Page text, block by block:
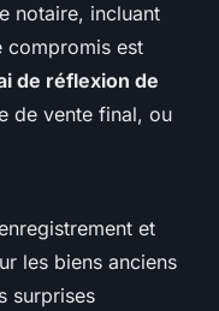
notaire, incluant
compromis est
de réflexion de
de vente final, ou
et
les biens anciens
surprises